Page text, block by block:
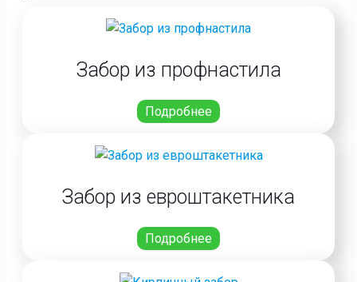
Забор из профнастила
Подробнее
Забор из евроштакетника
Подробнее